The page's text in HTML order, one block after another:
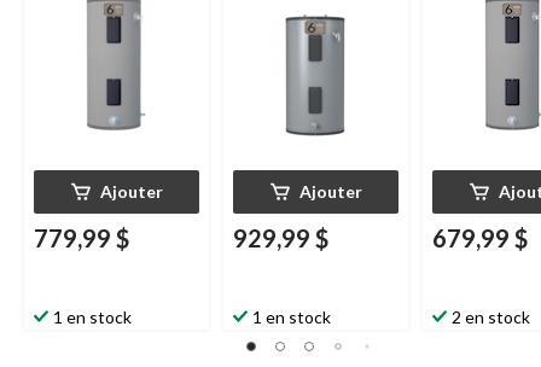
4 500 W, 284 l,
métallique
Ajouter
779,99 $
1 en stock
284 l, métallique
Ajouter
929,99 $
1 en stock
3000W 182-L
679,99 $
2 en stock